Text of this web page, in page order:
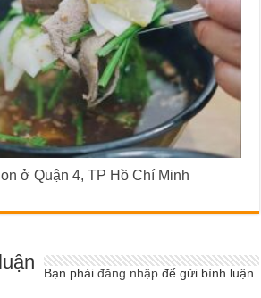
ở Quận 4, TP Hồ Chí Minh
Bạn phảiđăng nhập để gửi bình luận.